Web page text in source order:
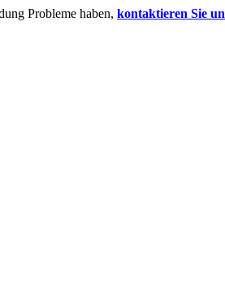
Probleme haben, kontaktieren Sie